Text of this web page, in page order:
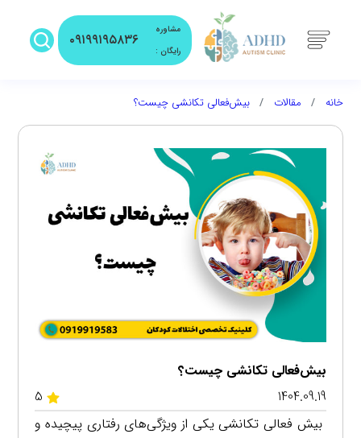
مشاوره
رایگان :
۰۹۱۹۹۱۹۵۸۳۶
خانه مقالات بیش‌فعالی تکانشی چیست؟
بیش‌فعالی تکانشی چیست؟
1404.09.19
5
بیش‌ فعالی تکانشی یکی از ویژگی‌های رفتاری پیچیده و